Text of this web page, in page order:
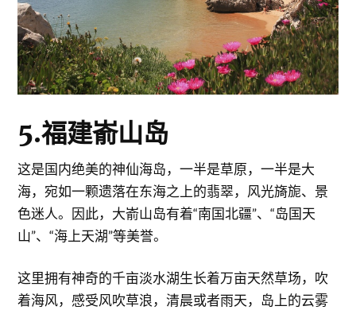
5.福建嵛山岛
这是国内绝美的神仙海岛，一半是草原，一半是大
海，宛如一颗遗落在东海之上的翡翠，风光旖旎、景
色迷人。因此，大嵛山岛有着“南国北疆”、“岛国天
山”、“海上天湖”等美誉。
这里拥有神奇的千亩淡水湖生长着万亩天然草场，吹
着海风，感受风吹草浪，清晨或者雨天，岛上的云雾